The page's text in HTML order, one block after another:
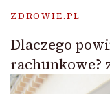
ZDROWIE.PL
Dlaczego
rachunkowe?